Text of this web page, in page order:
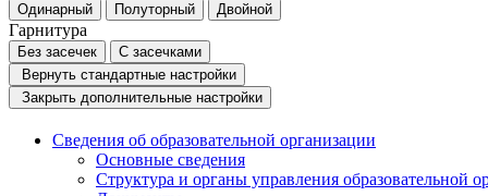
Одинарный Полуторный Двойной
Гарнитура
Без засечек
С засечками
Вернуть стандартные настройки
Закрыть дополнительные настройки
Сведения об образовательной организации
Основные сведения
Структура и органы управления образовательной